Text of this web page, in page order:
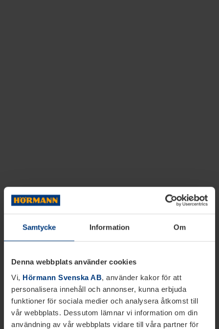
Samtycke Information Om
Denna webbplats använder cookies
Vi, Hörmann Svenska AB, använder kakor för att
personalisera innehåll och annonser, kunna erbjuda
funktioner för sociala medier och analysera åtkomst till
vår webbplats. Dessutom lämnar vi information om din
användning av vår webbplats vidare till våra partner för